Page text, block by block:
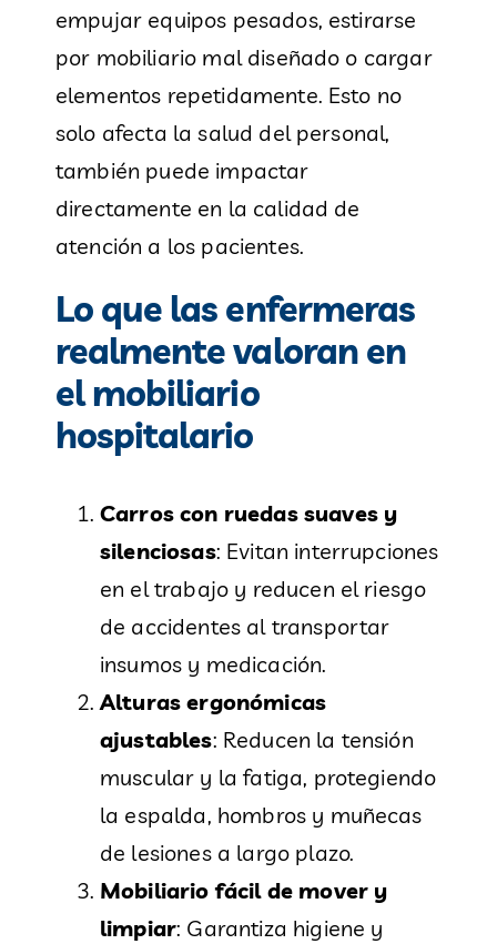
empujar equipos pesados, estirarse
por mobiliario mal diseñado o cargar
elementos repetidamente. Esto no
solo afecta la salud del personal,
también puede impactar
directamente en la calidad de
atención a los pacientes.
Lo que las enfermeras
realmente valoran en
el mobiliario
hospitalario
Carros con ruedas suaves y
silenciosas: Evitan interrupciones
en el trabajo y reducen el riesgo
de accidentes al transportar
insumos y medicación.
Alturas ergonómicas
ajustables: Reducen la tensión
muscular y la fatiga, protegiendo
la espalda, hombros y muñecas
de lesiones a largo plazo.
Mobiliario fácil de mover y
limpiar: Garantiza higiene y